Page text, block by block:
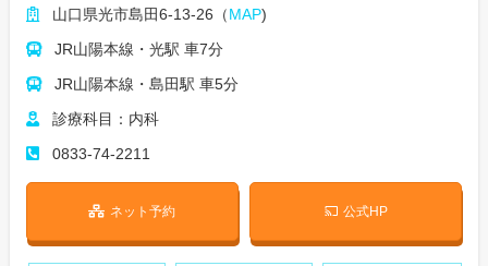
山口県光市島田6-13-26（MAP)
JR山陽本線・光駅 車7分
JR山陽本線・島田駅 車5分
診療科目：内科
0833-74-2211
ネット予約 公式HP